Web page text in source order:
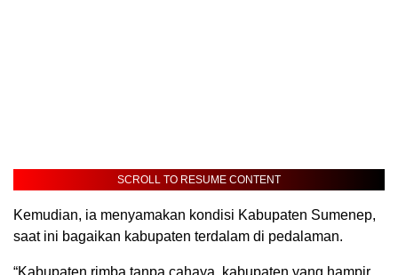
SCROLL TO RESUME CONTENT
Kemudian, ia menyamakan kondisi Kabupaten Sumenep,
saat ini bagaikan kabupaten terdalam di pedalaman.